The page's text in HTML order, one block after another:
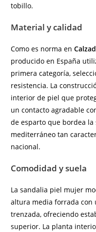
tobillo.
Material y calidad
Como es norma en
producido en España
primera categoría,
resistencia. La
interior de piel que
un contacto agradable
de esparto que bordea
mediterráneo tan
nacional.
Comodidad y suela
La sandalia piel mujer
altura media forrada con
trenzada, ofreciendo
superior. La planta